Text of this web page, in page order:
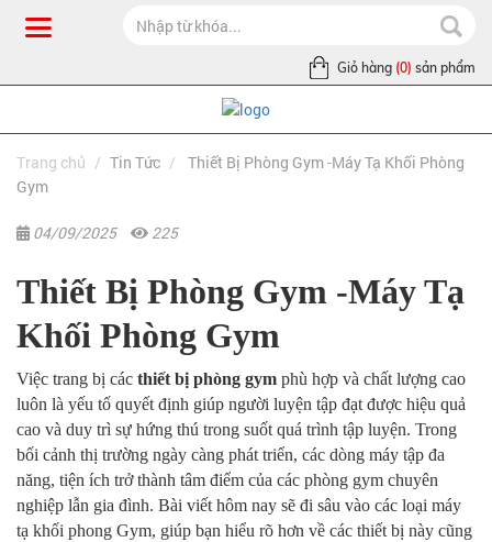
Giỏ hàng (0) sản phẩm
Trang chủ Tin Tức
Thiết Bị Phòng Gym -Máy Tạ Khối Phòng
Gym
04/09/2025 225
Thiết Bị Phòng Gym -Máy Tạ
Khối Phòng Gym
Việc trang bị các thiết bị phòng gym phù hợp và chất lượng cao
luôn là yếu tố quyết định giúp người luyện tập đạt được hiệu quả
cao và duy trì sự hứng thú trong suốt quá trình tập luyện. Trong
bối cảnh thị trường ngày càng phát triển, các dòng máy tập đa
năng, tiện ích trở thành tâm điểm của các phòng gym chuyên
nghiệp lẫn gia đình. Bài viết hôm nay sẽ đi sâu vào các loại máy
tạ khối phong Gym, giúp bạn hiểu rõ hơn về các thiết bị này cũng